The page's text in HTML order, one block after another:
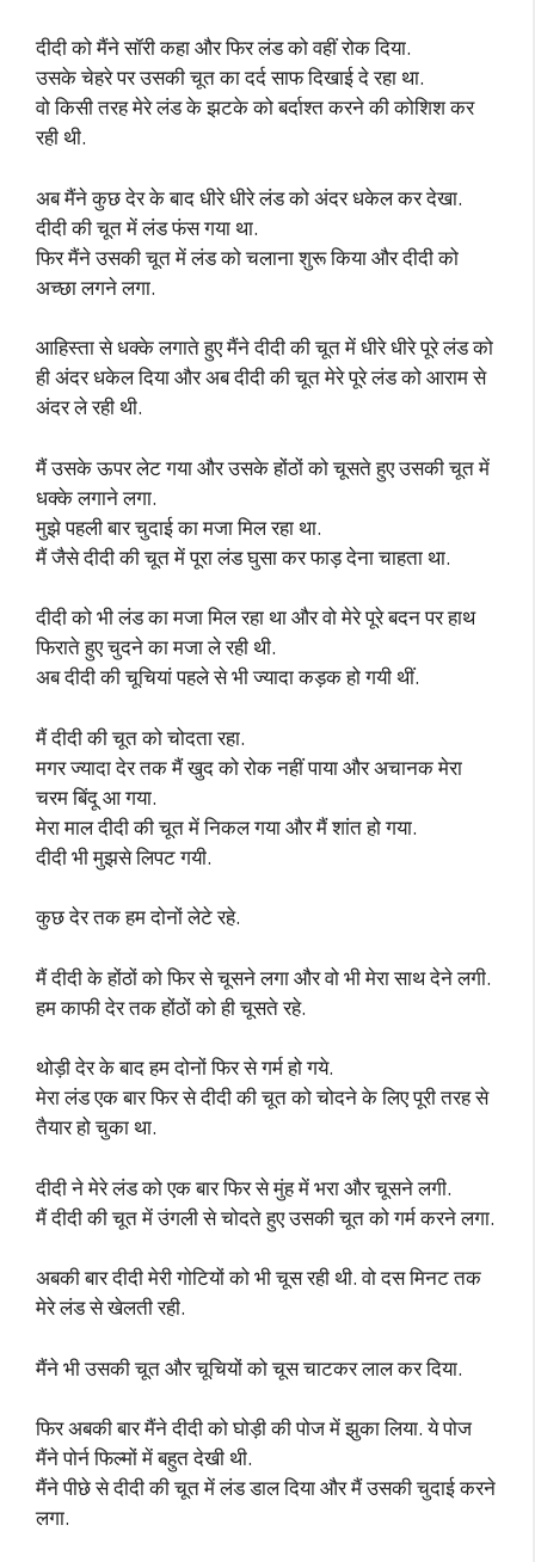
दीदी को मैंने सॉरी कहा और फिर लंड को वहीं रोक दिया.
उसके चेहरे पर उसकी चूत का दर्द साफ दिखाई दे रहा था.
वो किसी तरह मेरे लंड के झटके को बर्दाश्त करने की कोशिश कर
रही थी.
अब मैंने कुछ देर के बाद धीरे धीरे लंड को अंदर धकेल कर देखा.
दीदी की चूत में लंड फंस गया था.
फिर मैंने उसकी चूत में लंड को चलाना शुरू किया और दीदी को
अच्छा लगने लगा.
आहिस्ता से धक्के लगाते हुए मैंने दीदी की चूत में धीरे धीरे पूरे लंड को
ही अंदर धकेल दिया और अब दीदी की चूत मेरे पूरे लंड को आराम से
अंदर ले रही थी.
मैं उसके ऊपर लेट गया और उसके होंठों को चूसते हुए उसकी चूत में
धक्के लगाने लगा.
मुझे पहली बार चुदाई का मजा मिल रहा था.
मैं जैसे दीदी की चूत में पूरा लंड घुसा कर फाड़ देना चाहता था.
दीदी को भी लंड का मजा मिल रहा था और वो मेरे पूरे बदन पर हाथ
फिराते हुए चुदने का मजा ले रही थी.
अब दीदी की चूचियां पहले से भी ज्यादा कड़क हो गयी थीं.
मैं दीदी की चूत को चोदता रहा.
मगर ज्यादा देर तक मैं खुद को रोक नहीं पाया और अचानक मेरा
चरम बिंदू आ गया.
मेरा माल दीदी की चूत में निकल गया और मैं शांत हो गया.
दीदी भी मुझसे लिपट गयी.
कुछ देर तक हम दोनों लेटे रहे.
मैं दीदी के होंठों को फिर से चूसने लगा और वो भी मेरा साथ देने लगी.
हम काफी देर तक होंठों को ही चूसते रहे.
थोड़ी देर के बाद हम दोनों फिर से गर्म हो गये.
मेरा लंड एक बार फिर से दीदी की चूत को चोदने के लिए पूरी तरह से
तैयार हो चुका था.
दीदी ने मेरे लंड को एक बार फिर से मुंह में भरा और चूसने लगी.
मैं दीदी की चूत में उंगली से चोदते हुए उसकी चूत को गर्म करने लगा.
अबकी बार दीदी मेरी गोटियों को भी चूस रही थी. वो दस मिनट तक
मेरे लंड से खेलती रही.
मैंने भी उसकी चूत और चूचियों को चूस चाटकर लाल कर दिया.
फिर अबकी बार मैंने दीदी को घोड़ी की पोज में झुका लिया. ये पोज
मैंने पोर्न फिल्मों में बहुत देखी थी.
मैंने पीछे से दीदी की चूत में लंड डाल दिया और मैं उसकी चुदाई करने
लगा.